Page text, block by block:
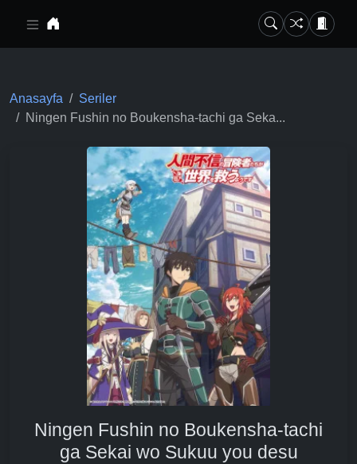
Anasayfa
Seriler
Ningen Fushin no Boukensha-tachi ga Seka...
Ningen Fushin no Boukensha-tachi
ga Sekai wo Sukuu you desu